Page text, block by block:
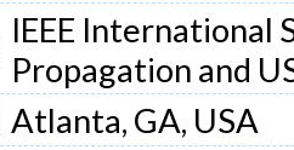
IEEE International
Propagation and
Atlanta, GA, USA